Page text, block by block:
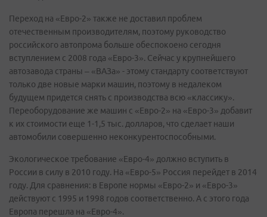
Переход на «Евро-2» также не доставил проблем
отечественным производителям, поэтому руководство
российского автопрома больше обеспокоено сегодня
вступлением с 2008 года «Евро-3». Сейчас у крупнейшего
автозавода страны – «ВАЗа» - этому стандарту соответствуют
только две новые марки машин, поэтому в недалеком
будущем придется снять с производства всю «классику».
Переоборудование же машин с «Евро-2» на «Евро-3» добавит
к их стоимости еще 1-1,5 тыс. долларов, что сделает наши
автомобили совершенно неконкурентоспособными.
Экологическое требование «Евро-4» должно вступить в
России в силу в 2010 году. На «Евро-5» Россия перейдет в 2014
году. Для сравнения: в Европе нормы «Евро-2» и «Евро-3»
действуют с 1995 и 1998 годов соответственно. А с этого года
Европа перешла на «Евро-4».